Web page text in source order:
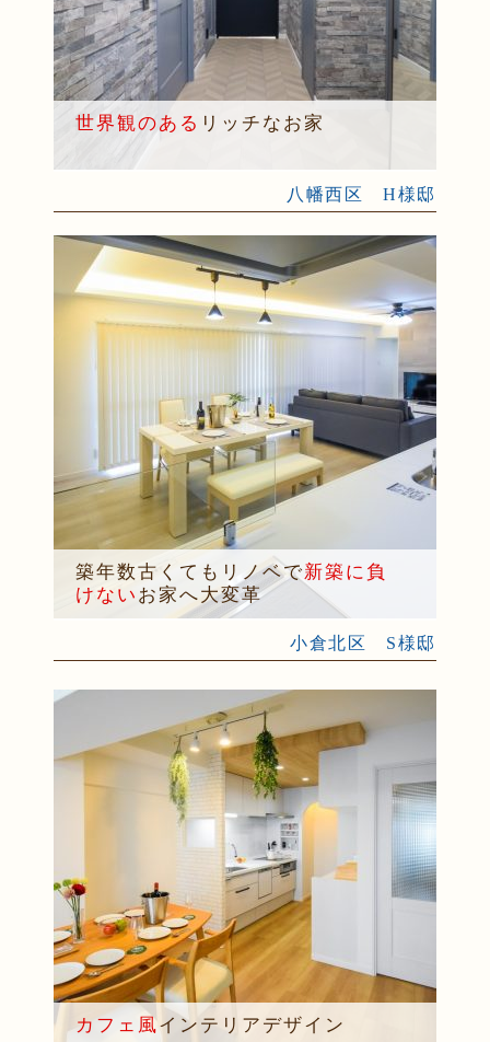
世界観のある リッチなお家
八幡西区 H様邸
築年数古くてもリノベで新築に負
けない お家へ大変革
小倉北区 S様邸
カフェ風インテリアデザイン